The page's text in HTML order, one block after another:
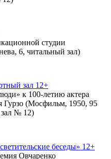
студии
6, читальный зал)
зал 12+
к 100-летию актера
Гурзо (Мосфильм, 1950, 95
№ 12)
беседы» 12+
Овчаренко